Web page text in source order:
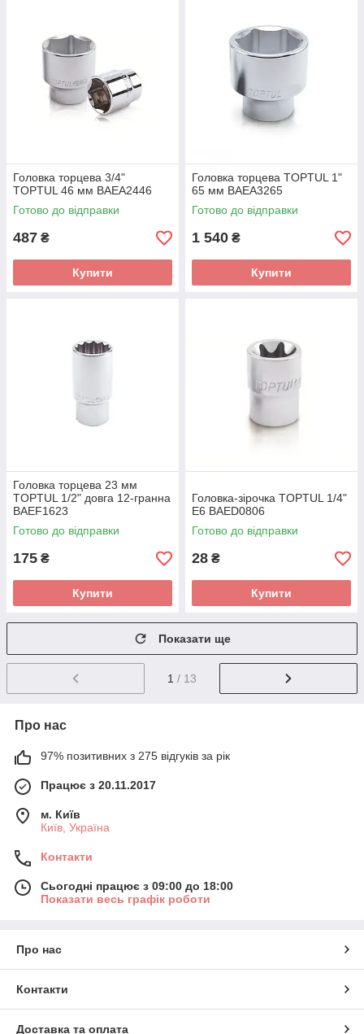
Головка торцева 3/4"
TOPTUL 46 мм BAEA2446
Готово до відправки
487 ₴
Купити
Головка торцева TOPTUL 1"
65 мм BAEA3265
Готово до відправки
1 540 ₴
Купити
Головка торцева 23 мм
TOPTUL 1/2" довга 12-гранна
BAEF1623
Готово до відправки
175 ₴
Купити
Головка-зірочка TOPTUL 1/4"
E6 BAED0806
Готово до відправки
28 ₴
Купити
Показати ще
1 / 13
Про нас
97% позитивних з 275 відгуків за рік
Працює з 20.11.2017
м. Київ
Київ, Україна
Контакти
Сьогодні працює з 09:00 до 18:00
Показати весь графік роботи
Про нас
Контакти
Доставка та оплата